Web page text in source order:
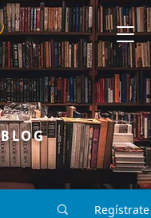
BLOG
Regístrate